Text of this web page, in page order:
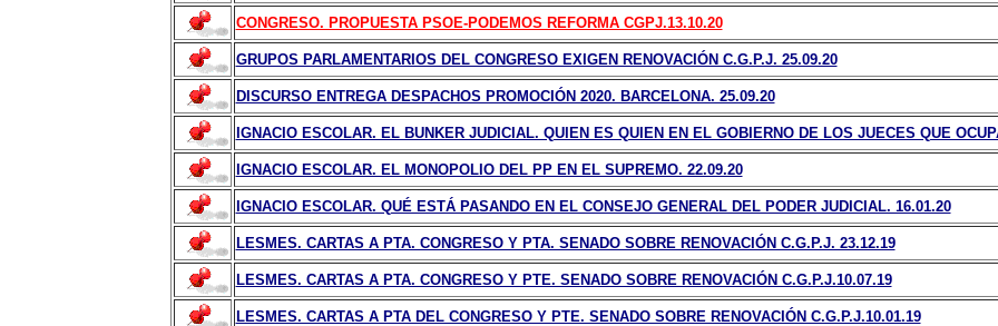
CONGRESO. PROPUESTA PSOE-PODEMOS REFORMA CGPJ.13.10.20
GRUPOS PARLAMENTARIOS DEL CONGRESO EXIGEN RENOVACIÓN C.G.P.J. 25.09.20
DISCURSO ENTREGA DESPACHOS PROMOCIÓN 2020. BARCELONA. 25.09.20
IGNACIO ESCOLAR. EL BUNKER JUDICIAL. QUIEN ES QUIEN EN EL GOBIERNO DE LOS JUECES QUE
IGNACIO ESCOLAR. EL MONOPOLIO DEL PP EN EL SUPREMO. 22.09.20
IGNACIO ESCOLAR. QUÉ ESTÁ PASANDO EN EL CONSEJO GENERAL DEL PODER JUDICIAL. 16.01.20
LESMES. CARTAS A PTA. CONGRESO Y PTA. SENADO SOBRE RENOVACIÓN C.G.P.J. 23.12.19
LESMES. CARTAS A PTA. CONGRESO Y PTE. SENADO SOBRE RENOVACIÓN C.G.P.J.10.07.19
LESMES. CARTAS A PTA DEL CONGRESO Y PTE. SENADO SOBRE RENOVACIÓN C.G.P.J.10.01.19